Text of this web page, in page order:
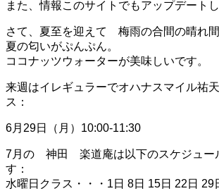
また、情報このサイトでもアップデート
さて、夏至を迎えて 梅雨の合間の晴れ
夏の匂いがぷんぷん。
ココナッツウォーターが美味しいです。
来週はイレギュラーでオハナスマイル祐
ス：
6月29日（月）10:00-11:30
7月の 神田 楽道庵は以下のスケジュー
す：
水曜日クラス・・・1日 8日 15日 22日 29